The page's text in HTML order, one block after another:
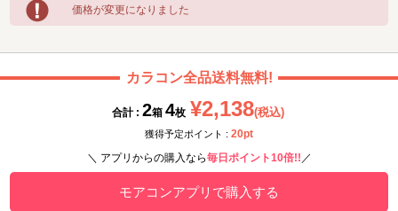
価格が変更になりました
カラコン全品送料無料!
合計 : 2箱 4枚 ¥2,138(税込)
獲得予定ポイント : 20pt
＼ アプリからの購入なら毎日ポイント10倍!! ／
モアコンアプリで購入する